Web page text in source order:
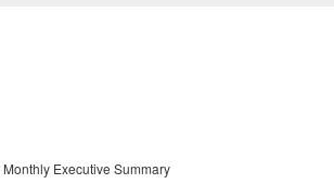
Executive Summary